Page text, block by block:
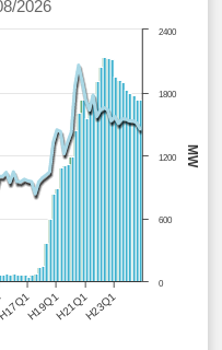
MW
2026
H19Q1H21Q1H23Q1
0
600
1200
1800
2400